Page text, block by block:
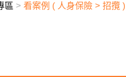
區 > 看案例 ( 人身保險 > 招攬 )